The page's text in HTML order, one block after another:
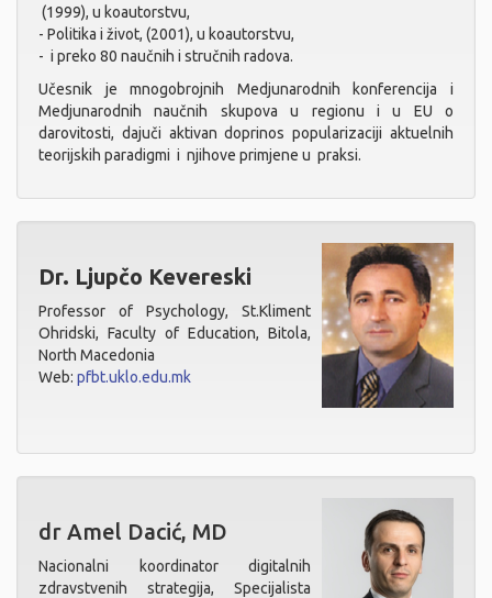
(1999), u koautorstvu,
- Politika i život, (2001), u koautorstvu,
- i preko 80 naučnih i stručnih radova.
Učesnik je mnogobrojnih Medjunarodnih konferencija i
Medjunarodnih naučnih skupova u regionu i u EU o
darovitosti, dajuči aktivan doprinos popularizaciji aktuelnih
teorijskih paradigmi i njihove primjene u praksi.
Dr. Ljupčo Kevereski
Professor of Psychology, St.Kliment
Ohridski, Faculty of Education, Bitola,
North Macedonia
Web: pfbt.uklo.edu.mk
dr Amel Dacić, MD
Nacionalni koordinator digitalnih
zdravstvenih strategija, Specijalista